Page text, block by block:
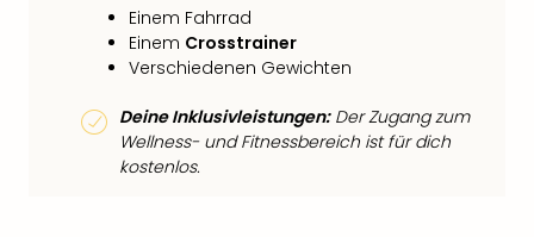
Einem Fahrrad
Einem Crosstrainer
Verschiedenen Gewichten
Deine Inklusivleistungen:Der Zugang zum
Wellness- und Fitnessbereich ist für dich
kostenlos.